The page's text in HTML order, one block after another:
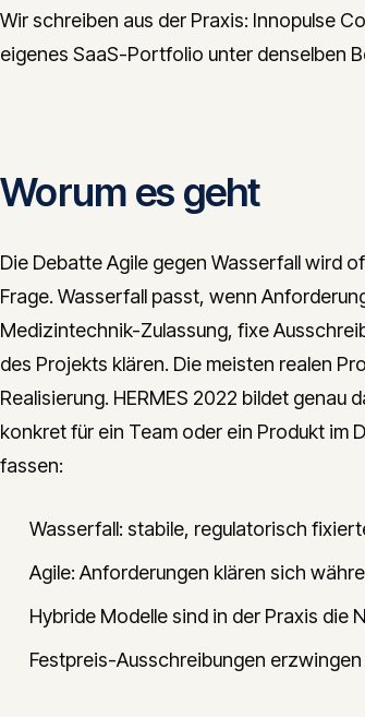
Wir schreiben aus der Praxis: Innopulse
eigenes SaaS-Portfolio unter denselben
Worum es geht
Die Debatte Agile gegen Wasserfall wird
Frage. Wasserfall passt, wenn
Medizintechnik-Zulassung, fixe
des Projekts klären. Die meisten realen
Realisierung. HERMES 2022 bildet genau
konkret für ein Team oder ein Produkt im
fassen:
Wasserfall: stabile, regulatorisch
Agile: Anforderungen klären sich
Hybride Modelle sind in der Praxis die
Festpreis-Ausschreibungen